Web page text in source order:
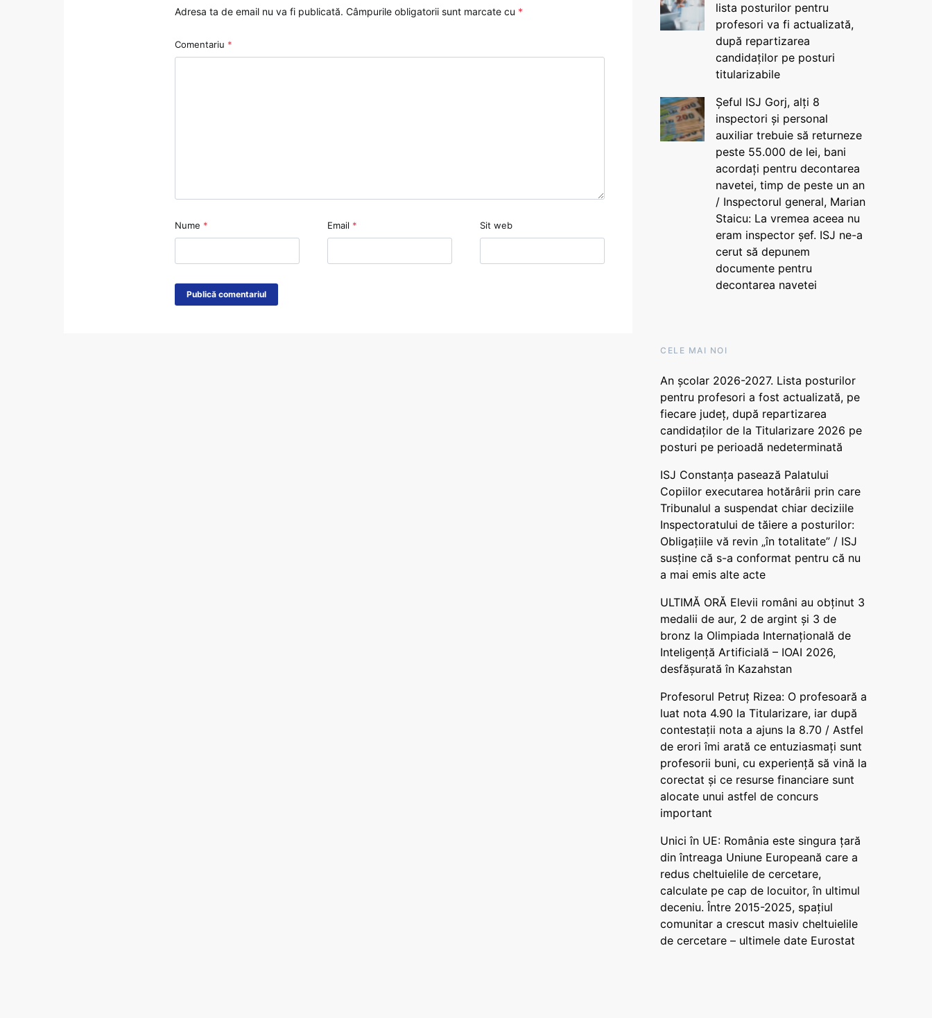
Adresa ta de email nu va fi publicată. Câmpurile obligatorii sunt marcate cu *
Comentariu *
Nume * Email * Sit web
lista posturilor pentru
profesori va fi actualizată,
după repartizarea
candidaților pe posturi
titularizabile
Șeful ISJ Gorj, alți 8
inspectori și personal
auxiliar trebuie să returneze
peste 55.000 de lei, bani
acordați pentru decontarea
navetei, timp de peste un an
/ Inspectorul general, Marian
Staicu: La vremea aceea nu
eram inspector șef. ISJ ne-a
cerut să depunem
documente pentru
decontarea navetei
CELE MAI NOI
An școlar 2026-2027. Lista posturilor
pentru profesori a fost actualizată, pe
fiecare județ, după repartizarea
candidaților de la Titularizare 2026 pe
posturi pe perioadă nedeterminată
ISJ Constanța pasează Palatului
Copiilor executarea hotărârii prin care
Tribunalul a suspendat chiar deciziile
Inspectoratului de tăiere a posturilor:
Obligațiile vă revin „în totalitate” / ISJ
susține că s-a conformat pentru că nu
a mai emis alte acte
ULTIMĂ ORĂ Elevii români au obținut 3
medalii de aur, 2 de argint și 3 de
bronz la Olimpiada Internațională de
Inteligență Artificială – IOAI 2026,
desfășurată în Kazahstan
Profesorul Petruț Rizea: O profesoară a
luat nota 4.90 la Titularizare, iar după
contestații nota a ajuns la 8.70 / Astfel
de erori îmi arată ce entuziasmați sunt
profesorii buni, cu experiență să vină la
corectat și ce resurse financiare sunt
alocate unui astfel de concurs
important
Unici în UE: România este singura țară
din întreaga Uniune Europeană care a
redus cheltuielile de cercetare,
calculate pe cap de locuitor, în ultimul
deceniu. Între 2015-2025, spațiul
comunitar a crescut masiv cheltuielile
de cercetare – ultimele date Eurostat